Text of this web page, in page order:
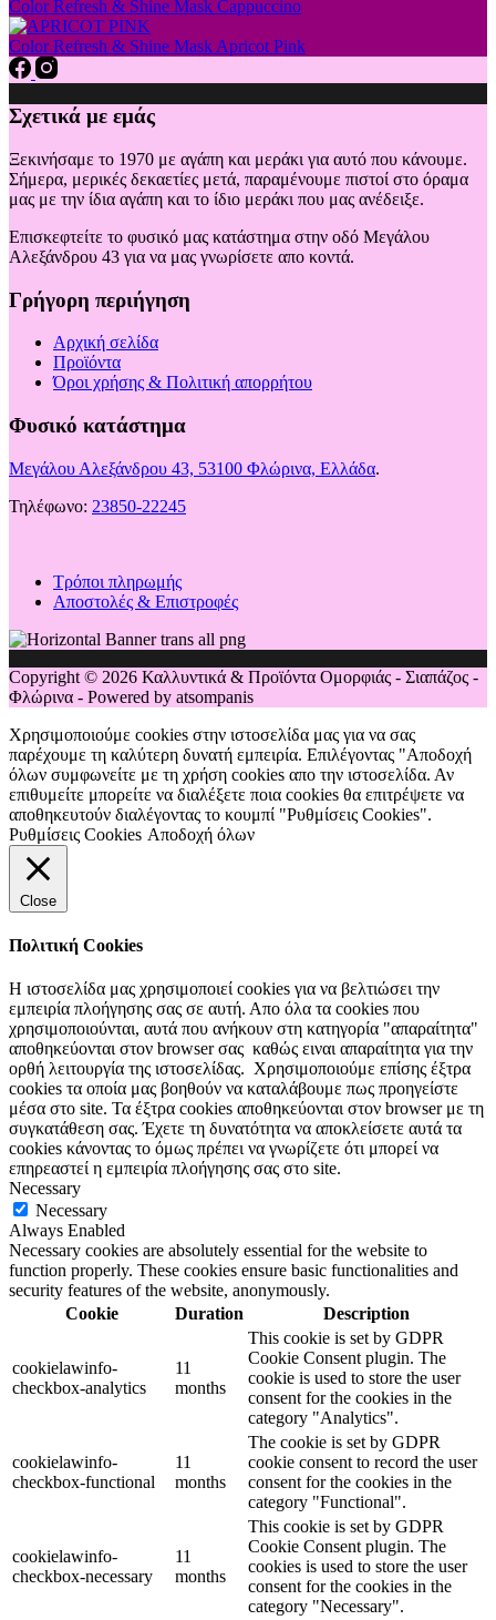
Color Refresh & Shine Mask Cappuccino
Color Refresh & Shine Mask Apricot Pink
Σχετικά με εμάς
Ξεκινήσαμε το 1970 με αγάπη και μεράκι για αυτό που κάνουμε.
Σήμερα, μερικές δεκαετίες μετά, παραμένουμε πιστοί στο όραμα
μας με την ίδια αγάπη και το ίδιο μεράκι που μας ανέδειξε.
Επισκεφτείτε το φυσικό μας κατάστημα στην οδό Μεγάλου
Αλεξάνδρου 43 για να μας γνωρίσετε απο κοντά.
Γρήγορη περιήγηση
Αρχική σελίδα
Προϊόντα
Όροι χρήσης & Πολιτική απορρήτου
Φυσικό κατάστημα
Μεγάλου Αλεξάνδρου 43, 53100 Φλώρινα, Ελλάδα.
Τηλέφωνο: 23850-22245
Τρόποι πληρωμής
Αποστολές & Επιστροφές
Copyright © 2026 Καλλυντικά & Προϊόντα Ομορφιάς - Σιαπάζος -
Φλώρινα - Powered by atsompanis
Χρησιμοποιούμε cookies στην ιστοσελίδα μας για να σας
παρέχουμε τη καλύτερη δυνατή εμπειρία. Επιλέγοντας "Αποδοχή
όλων συμφωνείτε με τη χρήση cookies απο την ιστοσελίδα. Αν
επιθυμείτε μπορείτε να διαλέξετε ποια cookies θα επιτρέψετε να
αποθηκευτούν διαλέγοντας το κουμπί "Ρυθμίσεις Cookies".
Ρυθμίσεις Cookies Αποδοχή όλων
Close
Πολιτική Cookies
Η ιστοσελίδα μας χρησιμοποιεί cookies για να βελτιώσει την
εμπειρία πλοήγησης σας σε αυτή. Απο όλα τα cookies που
χρησιμοποιούνται, αυτά που ανήκουν στη κατηγορία "απαραίτητα"
αποθηκεύονται στον browser σας καθώς ειναι απαραίτητα για την
ορθή λειτουργία της ιστοσελίδας. Χρησιμοποιούμε επίσης έξτρα
cookies τα οποία μας βοηθούν να καταλάβουμε πως προηγείστε
μέσα στο site. Τα έξτρα cookies αποθηκεύονται στον browser με τη
συγκατάθεση σας. Έχετε τη δυνατότητα να αποκλείσετε αυτά τα
cookies κάνοντας το όμως πρέπει να γνωρίζετε ότι μπορεί να
επηρεαστεί η εμπειρία πλοήγησης σας στο site.
Necessary
Necessary
Always Enabled
Necessary cookies are absolutely essential for the website to
function properly. These cookies ensure basic functionalities and
security features of the website, anonymously.
Cookie
Duration Description
cookielawinfo-
checkbox-analytics
11
months
This cookie is set by GDPR
Cookie Consent plugin. The
cookie is used to store the user
consent for the cookies in the
category "Analytics".
cookielawinfo-
checkbox-functional
11
months
The cookie is set by GDPR
cookie consent to record the user
consent for the cookies in the
category "Functional".
cookielawinfo-
checkbox-necessary
11
months
This cookie is set by GDPR
Cookie Consent plugin. The
cookies is used to store the user
consent for the cookies in the
category "Necessary".